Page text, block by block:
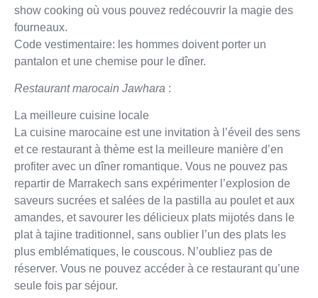
show cooking où vous pouvez redécouvrir la magie des
fourneaux.
Code vestimentaire: les hommes doivent porter un
pantalon et une chemise pour le dîner.
Restaurant marocain Jawhara :
La meilleure cuisine locale
La cuisine marocaine est une invitation à l’éveil des sens
et ce restaurant à thème est la meilleure manière d’en
profiter avec un dîner romantique. Vous ne pouvez pas
repartir de Marrakech sans expérimenter l’explosion de
saveurs sucrées et salées de la pastilla au poulet et aux
amandes, et savourer les délicieux plats mijotés dans le
plat à tajine traditionnel, sans oublier l’un des plats les
plus emblématiques, le couscous. N’oubliez pas de
réserver. Vous ne pouvez accéder à ce restaurant qu’une
seule fois par séjour.